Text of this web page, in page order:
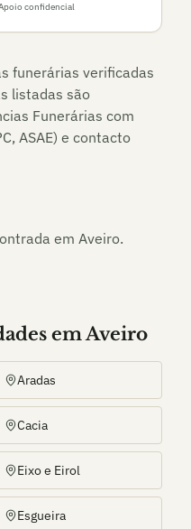
confidencial
funerárias verificadas
listadas são
Funerárias com
ASAE) e contacto
em Aveiro.
emAveiro
Aradas
Cacia
Eixo e Eirol
Esgueira